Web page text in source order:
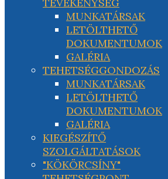
MUNKATÁRSAK
LETÖLTHETŐ
DOKUMENTUMOK
GALÉRIA
TEHETSÉGGONDOZÁS
MUNKATÁRSAK
LETÖLTHETŐ
DOKUMENTUMOK
GALÉRIA
KIEGÉSZÍTŐ
SZOLGÁLTATÁSOK
"KÖKÖRCSÍNY"